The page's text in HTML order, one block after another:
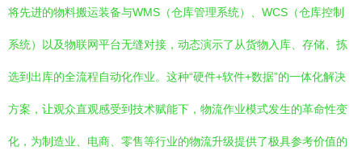
将先进的物料搬运装备与WMS（仓库管理系统）、WCS（仓库控制
系统）以及物联网平台无缝对接，动态演示了从货物入库、存储、拣
选到出库的全流程自动化作业。这种“硬件+软件+数据”的一体化解决
方案，让观众直观感受到技术赋能下，物流作业模式发生的革命性变
化，为制造业、电商、零售等行业的物流升级提供了极具参考价值的